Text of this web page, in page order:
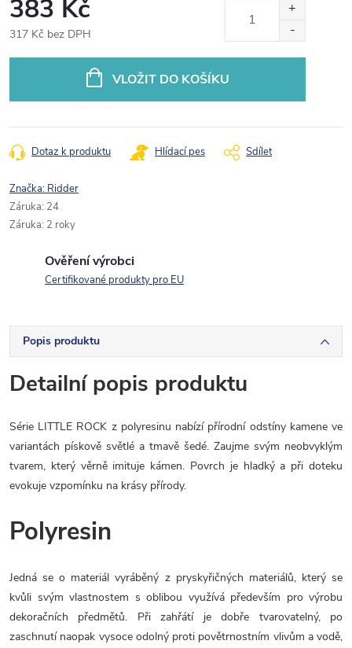
383 Kč
317 Kč bez DPH
VLOŽIT DO KOŠÍKU
Dotaz k produktu Hlídací pes Sdílet
Značka: Ridder
Záruka: 24
Záruka: 2 roky
Ověření výrobci
Certifikované produkty pro EU
Popis produktu
Detailní popis produktu
Série LITTLE ROCK z polyresinu nabízí přírodní odstíny kamene ve
variantách pískově světlé a tmavě šedé. Zaujme svým neobvyklým
tvarem, který věrně imituje kámen. Povrch je hladký a při doteku
evokuje vzpomínku na krásy přírody.
Polyresin
Jedná se o materiál vyráběný z pryskyřičných materiálů, který se
kvůli svým vlastnostem s oblibou využívá především pro výrobu
dekoračních předmětů. Při zahřátí je dobře tvarovatelný, po
zaschnutí naopak vysoce odolný proti povětrnostním vlivům a vodě,